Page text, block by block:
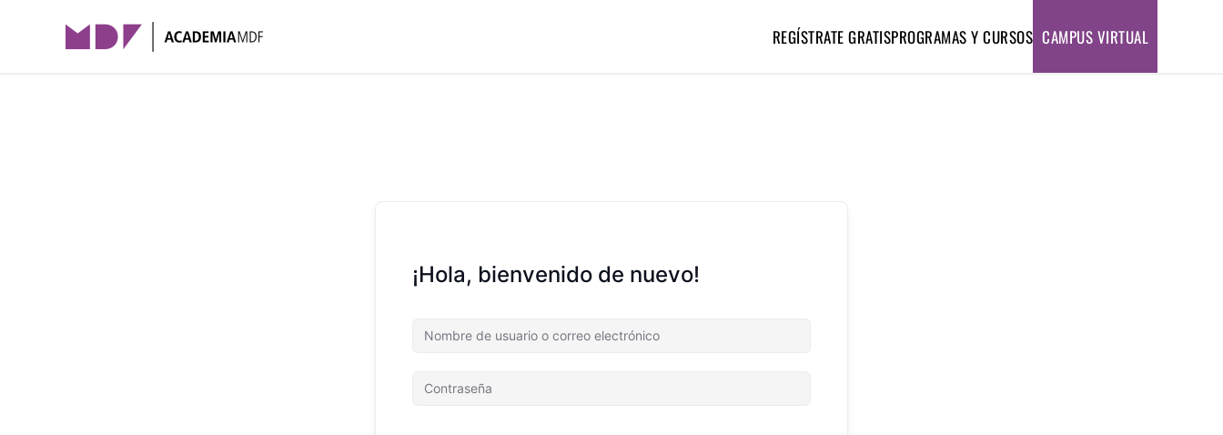
Skip to main content
REGÍSTRATE GRATISPROGRAMAS Y CURSOS CAMPUS VIRTUAL
¡Hola, bienvenido de nuevo!